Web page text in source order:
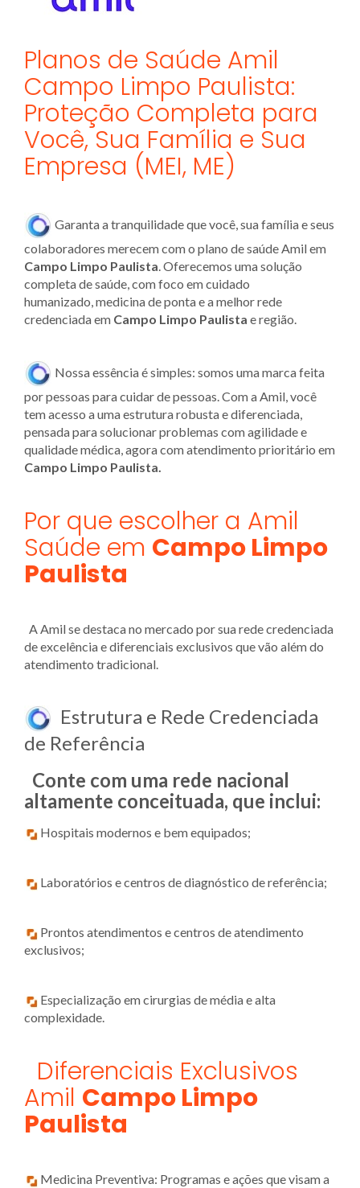
Planos de Saúde Amil
Campo Limpo Paulista:
Proteção Completa para
Você, Sua Família e Sua
Empresa (MEI, ME)
Garanta a tranquilidade que você, sua família e seus
colaboradores merecem com o plano de saúde Amil em
Campo Limpo Paulista. Oferecemos uma solução
completa de saúde, com foco em cuidado
humanizado, medicina de ponta e a melhor rede
credenciada em Campo Limpo Paulista e região.
Nossa essência é simples: somos uma marca feita
por pessoas para cuidar de pessoas. Com a Amil, você
tem acesso a uma estrutura robusta e diferenciada,
pensada para solucionar problemas com agilidade e
qualidade médica, agora com atendimento prioritário em
Campo Limpo Paulista.
Por que escolher a Amil
Saúde em Campo Limpo
Paulista
A Amil se destaca no mercado por sua rede credenciada
de excelência e diferenciais exclusivos que vão além do
atendimento tradicional.
Estrutura e Rede Credenciada
de Referência
Conte com uma rede nacional
altamente conceituada, que inclui:
Hospitais modernos e bem equipados;
Laboratórios e centros de diagnóstico de referência;
Prontos atendimentos e centros de atendimento
exclusivos;
Especialização em cirurgias de média e alta
complexidade.
Diferenciais Exclusivos
Amil Campo Limpo
Paulista
Medicina Preventiva: Programas e ações que visam a